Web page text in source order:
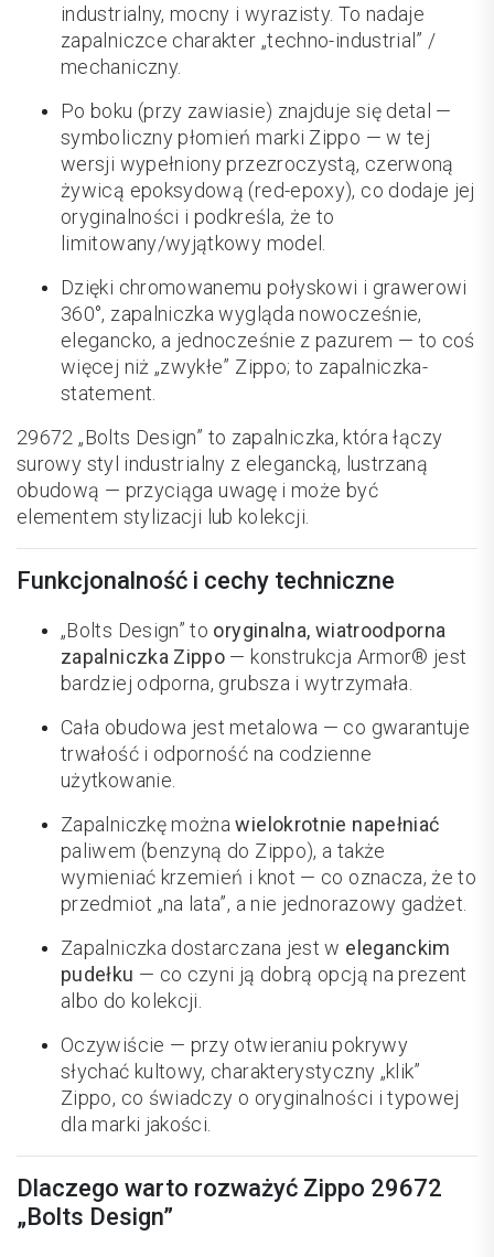
industrialny, mocny i wyrazisty. To nadaje
zapalniczce charakter „techno-industrial” /
mechaniczny.
Po boku (przy zawiasie) znajduje się detal —
symboliczny płomień marki Zippo — w tej
wersji wypełniony przezroczystą, czerwoną
żywicą epoksydową (red-epoxy), co dodaje jej
oryginalności i podkreśla, że to
limitowany/wyjątkowy model.
Dzięki chromowanemu połyskowi i grawerowi
360°, zapalniczka wygląda nowocześnie,
elegancko, a jednocześnie z pazurem — to coś
więcej niż „zwykłe” Zippo; to zapalniczka-
statement.
29672 „Bolts Design” to zapalniczka, która łączy
surowy styl industrialny z elegancką, lustrzaną
obudową — przyciąga uwagę i może być
elementem stylizacji lub kolekcji.
Funkcjonalność i cechy techniczne
„Bolts Design” to oryginalna, wiatroodporna
zapalniczka Zippo — konstrukcja Armor® jest
bardziej odporna, grubsza i wytrzymała.
Cała obudowa jest metalowa — co gwarantuje
trwałość i odporność na codzienne
użytkowanie.
Zapalniczkę możnawielokrotnie napełniać
paliwem (benzyną do Zippo), a także
wymieniać krzemień i knot — co oznacza, że to
przedmiot „na lata”, a nie jednorazowy gadżet.
Zapalniczka dostarczana jest w eleganckim
pudełku — co czyni ją dobrą opcją na prezent
albo do kolekcji.
Oczywiście — przy otwieraniu pokrywy
słychać kultowy, charakterystyczny „klik”
Zippo, co świadczy o oryginalności i typowej
dla marki jakości.
Dlaczego warto rozważyć Zippo 29672
„Bolts Design”